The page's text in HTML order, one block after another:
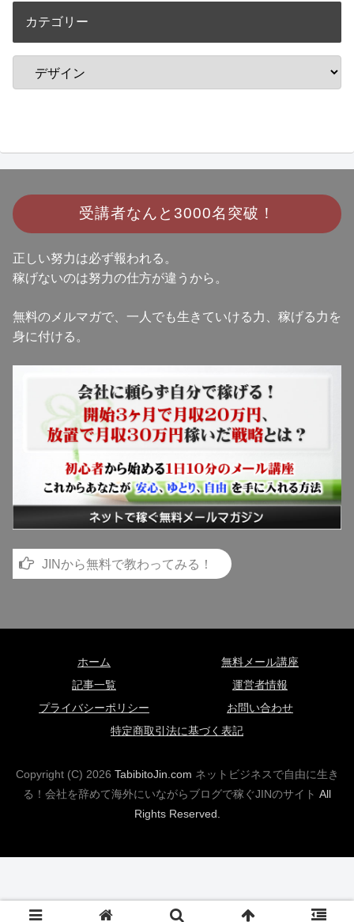
カテゴリー
受講者なんと 3000名突破！
正しい努力は必ず報われる。
稼げないのは努力の仕方が違うから。
無料のメルマガで、一人でも生きていける力、稼げる力を
身に付ける。
JINから無料で教わってみる！
ホーム
無料メール講座
記事一覧
運営者情報
プライバシーポリシー
お問い合わせ
特定商取引法に基づく表記
Copyright (C) 2026 TabibitoJin.com ネットビジネスで自由に生き
る！会社を辞めて海外にいながらブログで稼ぐJINのサイト All
Rights Reserved.